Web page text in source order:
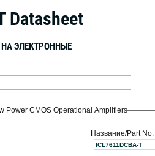
Datasheet
ЭЛЕКТРОННЫЕ
Power CMOS Operational Amplifiers
Название/Part No:
ICL7611DCBA-T